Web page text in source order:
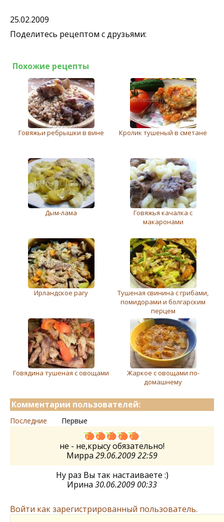
25.02.2009
Поделитесь рецептом с друзьями:
Похожие рецепты
Говяжьи ребрышки в вине Кролик тушеный в сметане
Дым-лама
Говяжья качалка с
макаронами
Ирландское рагу
Тушеная свинина с грибами,
помидорами и болгарским
перцем
Говядина тушеная с овощами
Жаркое с овощами по-
домашнему
Комментарии пользователей:
Последние Первые
не - не,крысу обязательно!
Мирра 29.06.2009 22:59
Ну раз Вы так настаиваете :)
Ирина 30.06.2009 00:33
Войти как зарегистрированный пользователь.